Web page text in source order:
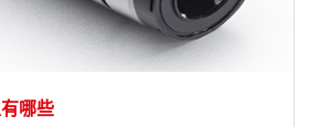
哪些